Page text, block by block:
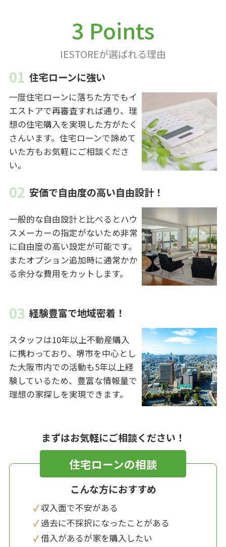
3 Points
IESTOREが選ばれる理由
住宅ローンに強い
一度住宅ローンに落ちた方でもイ
エストアで再審査すれば通り、理
想の住宅購入を実現した方がたく
さんいます。住宅ローンで諦めて
いた方もお気軽にご相談くださ
い。
安価で自由度の高い自由設計！
一般的な自由設計と比べるとハウ
スメーカーの指定がないため非常
に自由度の高い設定が可能です。
またオプション追加時に通常かか
る余分な費用をカットします。
経験豊富で地域密着！
スタッフは10年以上不動産購入
に携わっており、堺市を中心とし
た大阪市内での活動も5年以上経
験しているため、豊富な情報量で
理想の家探しを実現できます。
まずはお気軽にご相談ください！
住宅ローンの相談
こんな方におすすめ
✓ 収入面で不安がある
✓ 過去に不採択になったことがある
✓ 借入があるが家を購入したい